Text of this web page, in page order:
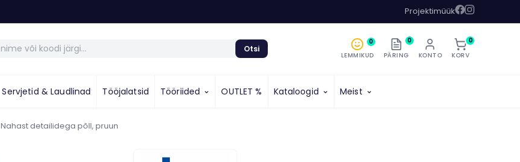
Projektimüük
Otsi
0
LEMMIKUD
0
PÄRING
KONTO
0
KORV
Servjetid & Laudlinad Tööjalatsid Tööriided OUTLET % Kataloogid Meist
Nahast detailidega põll, pruun